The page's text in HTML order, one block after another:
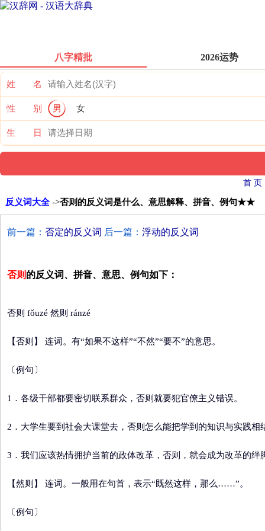
八字精批 2026运势
姓 名
性 别 男 女
生 日
首 页
反义词大全 ->否则的反义词是什么、意思解释、拼音、例句★★
前一篇： 否定的反义词 后一篇： 浮动的反义词
否则 的反义词、拼音、意思、例句如下：
否则 fǒuzé 然则 ránzé
【否则】 连词。有“如果不这样”“不然”“要不”的意思。
〔例句〕
1．各级干部都要密切联系群众，否则就要犯官僚主义错误。
2．大学生要到社会大课堂去，否则怎么能把学到的知识与实践相
3．我们应该热情拥护当前的政体改革，否则，就会成为改革的绊
【然则】 连词。一般用在句首，表示“既然这样，那么……”。
〔例句〕